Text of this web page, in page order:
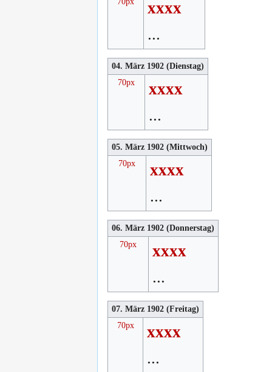
xxxx
...
04. März 1902 (Dienstag)
70px
xxxx
...
05. März 1902 (Mittwoch)
70px
xxxx
...
06. März 1902 (Donnerstag)
70px
xxxx
...
07. März 1902 (Freitag)
70px
xxxx
...